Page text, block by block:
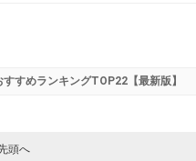
すめランキングTOP22【最新版】
頭へ